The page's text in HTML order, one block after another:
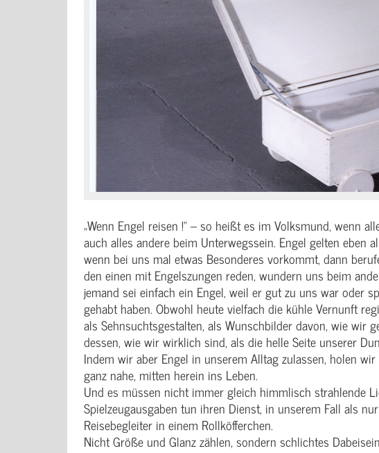
„Wenn Engel reisen !“ – so heißt es im Volksmund, wenn
auch alles andere beim Unterwegssein. Engel gelten eben
wenn bei uns mal etwas Besonderes vorkommt, dann
den einen mit Engelszungen reden, wundern uns beim
jemand sei einfach ein Engel, weil er gut zu uns war oder
gehabt haben. Obwohl heute vielfach die kühle Vernunft
als Sehnsuchtsgestalten, als Wunschbilder davon, wie wir
dessen, wie wir wirklich sind, als die helle Seite unserer
Indem wir aber Engel in unserem Alltag zulassen, holen
ganz nahe, mitten herein ins Leben.
Und es müssen nicht immer gleich himmlisch strahlende
Spielzeugausgaben tun ihren Dienst, in unserem Fall als
Reisebegleiter in einem Rollköfferchen.
Nicht Größe und Glanz zählen, sondern schlichtes